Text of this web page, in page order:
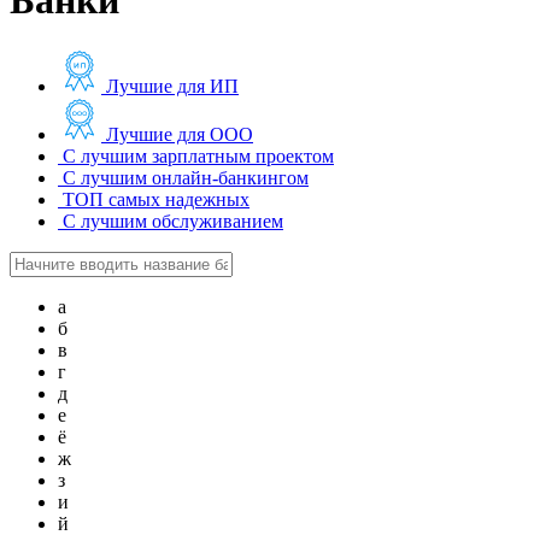
Лучшие для ИП
Лучшие для ООО
С лучшим зарплатным проектом
С лучшим онлайн-банкингом
ТОП самых надежных
С лучшим обслуживанием
а
б
в
г
д
е
ё
ж
з
и
й